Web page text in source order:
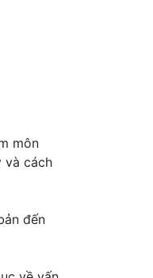
môn
và cách
đến